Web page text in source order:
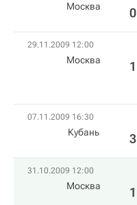
Москва 0
29.11.2009 12:00
Москва 1
07.11.2009 16:30
Кубань 3
31.10.2009 12:00
Москва 1